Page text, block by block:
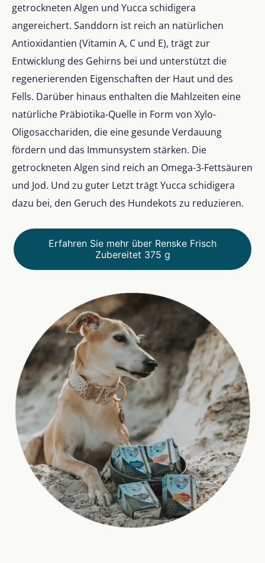
getrockneten Algen und Yucca schidigera
angereichert. Sanddorn ist reich an natürlichen
Antioxidantien (Vitamin A, C und E), trägt zur
Entwicklung des Gehirns bei und unterstützt die
regenerierenden Eigenschaften der Haut und des
Fells. Darüber hinaus enthalten die Mahlzeiten eine
natürliche Präbiotika-Quelle in Form von Xylo-
Oligosacchariden, die eine gesunde Verdauung
fördern und das Immunsystem stärken. Die
getrockneten Algen sind reich an Omega-3-Fettsäuren
und Jod. Und zu guter Letzt trägt Yucca schidigera
dazu bei, den Geruch des Hundekots zu reduzieren.
Erfahren Sie mehr über Renske Frisch
Zubereitet 375 g